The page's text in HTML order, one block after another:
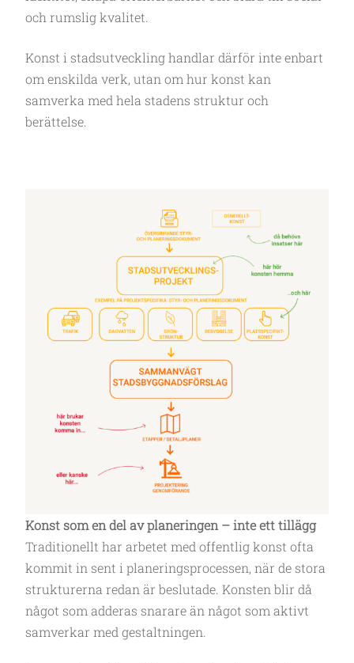
och rumslig kvalitet.
Konst i stadsutveckling handlar därför inte enbart
om enskilda verk, utan om hur konst kan
samverka med hela stadens struktur och
berättelse.
Konst som en del av planeringen – inte ett tillägg
Traditionellt har arbetet med offentlig konst ofta
kommit in sent i planeringsprocessen, när de stora
strukturerna redan är beslutade. Konsten blir då
något som adderas snarare än något som aktivt
samverkar med gestaltningen.